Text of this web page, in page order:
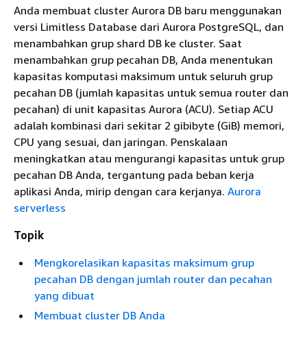
Anda membuat cluster Aurora DB baru menggunakan
versi Limitless Database dari Aurora PostgreSQL, dan
menambahkan grup shard DB ke cluster. Saat
menambahkan grup pecahan DB, Anda menentukan
kapasitas komputasi maksimum untuk seluruh grup
pecahan DB (jumlah kapasitas untuk semua router dan
pecahan) di unit kapasitas Aurora (ACU). Setiap ACU
adalah kombinasi dari sekitar 2 gibibyte (GiB) memori,
CPU yang sesuai, dan jaringan. Penskalaan
meningkatkan atau mengurangi kapasitas untuk grup
pecahan DB Anda, tergantung pada beban kerja
aplikasi Anda, mirip dengan cara kerjanya. Aurora
serverless
Topik
Mengkorelasikan kapasitas maksimum grup
pecahan DB dengan jumlah router dan pecahan
yang dibuat
Membuat cluster DB Anda